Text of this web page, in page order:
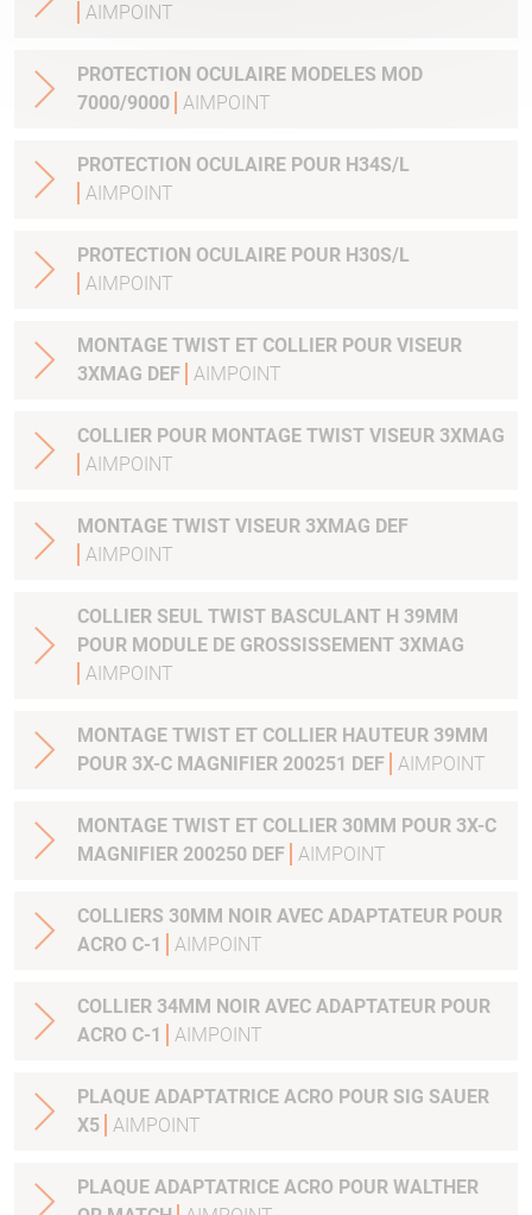
AIMPOINT
PROTECTION OCULAIRE MODELES MOD
7000/9000 AIMPOINT
PROTECTION OCULAIRE POUR H34S/L
AIMPOINT
PROTECTION OCULAIRE POUR H30S/L
AIMPOINT
MONTAGE TWIST ET COLLIER POUR VISEUR
3XMAG DEF AIMPOINT
COLLIER POUR MONTAGE TWIST VISEUR 3XMAG
AIMPOINT
MONTAGE TWIST VISEUR 3XMAG DEF
AIMPOINT
COLLIER SEUL TWIST BASCULANT H 39MM
POUR MODULE DE GROSSISSEMENT 3XMAG
AIMPOINT
MONTAGE TWIST ET COLLIER HAUTEUR 39MM
POUR 3X-C MAGNIFIER 200251 DEF AIMPOINT
MONTAGE TWIST ET COLLIER 30MM POUR 3X-C
MAGNIFIER 200250 DEF AIMPOINT
COLLIERS 30MM NOIR AVEC ADAPTATEUR POUR
ACRO C-1
AIMPOINT
COLLIER 34MM NOIR AVEC ADAPTATEUR POUR
ACRO C-1
AIMPOINT
PLAQUE ADAPTATRICE ACRO POUR SIG SAUER
X5 AIMPOINT
PLAQUE ADAPTATRICE ACRO POUR WALTHER